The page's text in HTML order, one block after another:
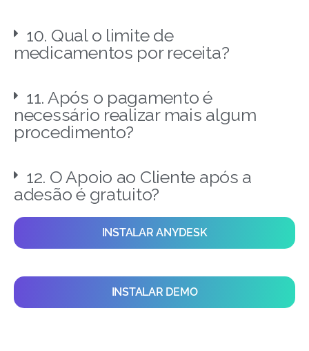
10. Qual o limite de
medicamentos por receita?
11. Após o pagamento é
necessário realizar mais algum
procedimento?
12. O Apoio ao Cliente após a
adesão é gratuito?
INSTALAR ANYDESK
INSTALAR DEMO